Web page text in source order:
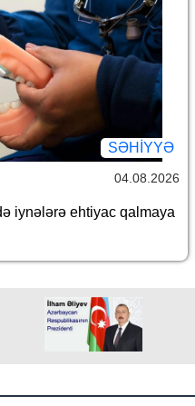
SƏHIYYƏ
04.08.2026
iynələrə ehtiyac qalmaya